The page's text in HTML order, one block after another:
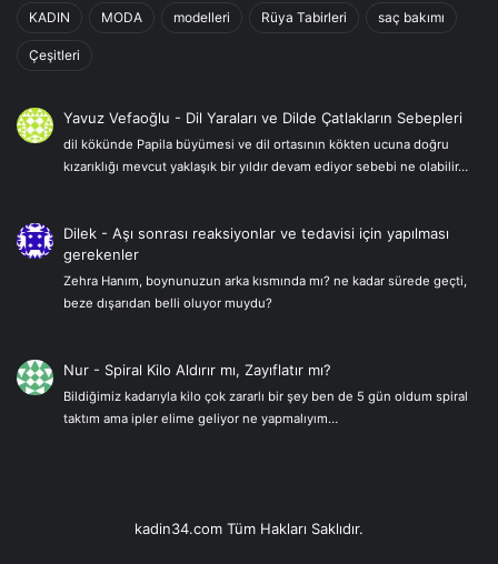
KADIN MODA modelleri Rüya Tabirleri saç bakımı
Çeşitleri
Yavuz Vefaoğlu - Dil Yaraları ve Dilde Çatlakların Sebepleri
dil kökünde Papila büyümesi ve dil ortasının kökten ucuna doğru
kızarıklığı mevcut yaklaşık bir yıldır devam ediyor sebebi ne olabilir…
Dilek -Aşı sonrası reaksiyonlar ve tedavisi için yapılması
gerekenler
Zehra Hanım, boynunuzun arka kısmında mı? ne kadar sürede geçti,
beze dışarıdan belli oluyor muydu?
Nur - Spiral Kilo Aldırır mı, Zayıflatır mı?
Bildiğimiz kadarıyla kilo çok zararlı bir şey ben de 5 gün oldum spiral
taktım ama ipler elime geliyor ne yapmalıyım…
kadin34.com Tüm Hakları Saklıdır.